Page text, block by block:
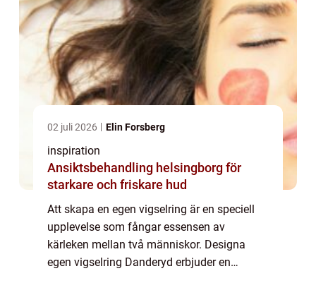
02 juli 2026 Elin Forsberg
inspiration
Ansiktsbehandling helsingborg för
starkare och friskare hud
Att skapa en egen vigselring är en speciell
upplevelse som fångar essensen av
kärleken mellan två människor. Designa
egen vigselring Danderyd erbjuder en